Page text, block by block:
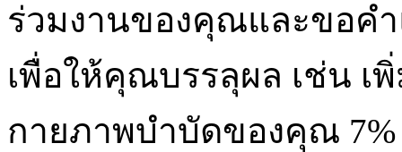
ร่วมงานของคุณและขอค
เพื่อให้คุณบรรลุผล เช่น เ
กายภาพบำบัดของคุณ